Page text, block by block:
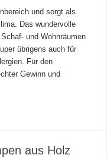
und sorgt als
Das wundervolle
und Wohnräumen
übrigens auch für
Für den
Gewinn und
aus Holz